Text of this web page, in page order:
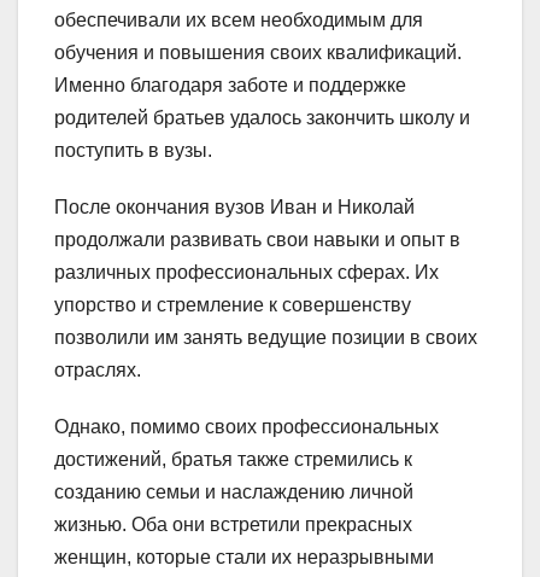
обеспечивали их всем необходимым для
обучения и повышения своих квалификаций.
Именно благодаря заботе и поддержке
родителей братьев удалось закончить школу и
поступить в вузы.
После окончания вузов Иван и Николай
продолжали развивать свои навыки и опыт в
различных профессиональных сферах. Их
упорство и стремление к совершенству
позволили им занять ведущие позиции в своих
отраслях.
Однако, помимо своих профессиональных
достижений, братья также стремились к
созданию семьи и наслаждению личной
жизнью. Оба они встретили прекрасных
женщин, которые стали их неразрывными